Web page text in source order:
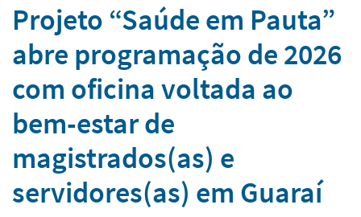
Notícias
Projeto “Saúde em Pauta”
abre programação de 2026
com oficina voltada ao
bem-estar de
magistrados(as) e
servidores(as) em Guaraí